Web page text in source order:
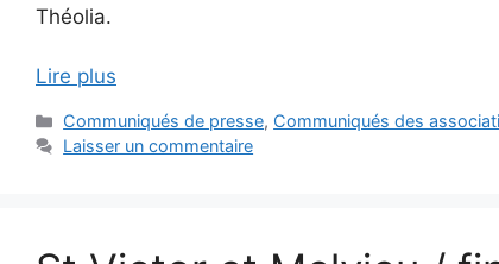
Théolia.
Lire plus
Catégories
Communiqués de presse, Communiqués des
Laisser un commentaire